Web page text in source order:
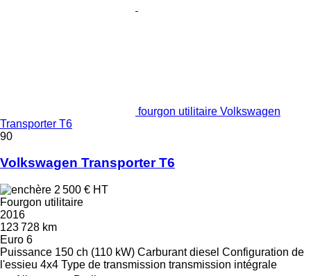
fourgon utilitaire Volkswagen
Transporter T6
90
Volkswagen Transporter T6
2 500 € HT
Fourgon utilitaire
2016
123 728 km
Euro 6
Puissance 150 ch (110 kW) Carburant diesel Configuration de
l'essieu 4x4 Type de transmission transmission intégrale